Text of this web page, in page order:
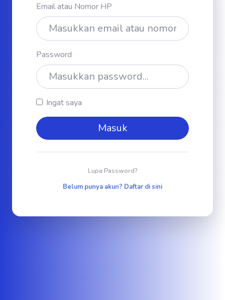
Email atau Nomor HP
Password
Ingat saya
Masuk
Lupa Password?
Belum punya akun? Daftar di sini